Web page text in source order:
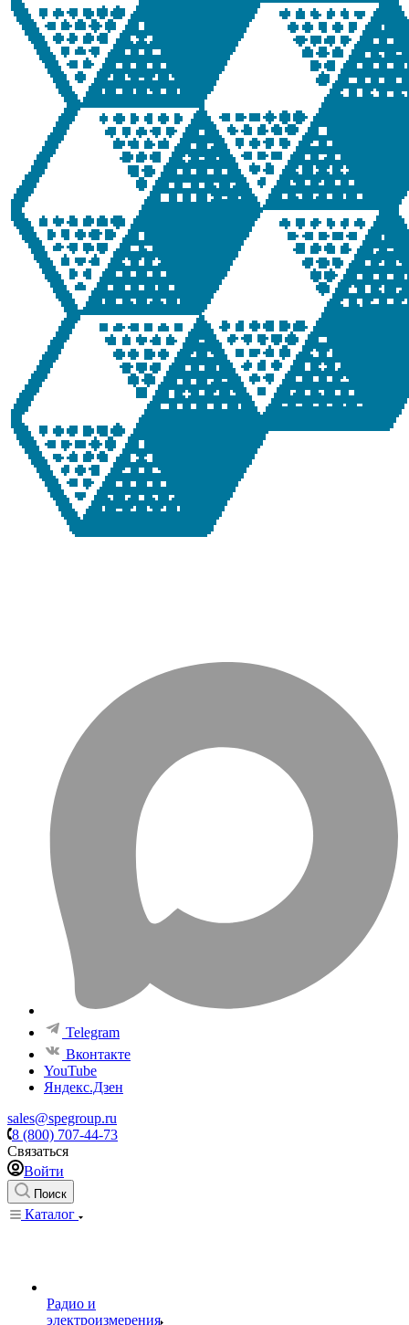
Telegram
Вконтакте
YouTube
Яндекс.Дзен
sales@spegroup.ru
8 (800) 707-44-73
Связаться
Войти
Поиск
Каталог
Радио и
электроизмерения